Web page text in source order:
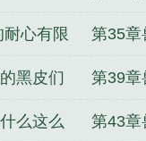
心有限 第35章
吗
黑皮们 第39章
了
么这么 第43章